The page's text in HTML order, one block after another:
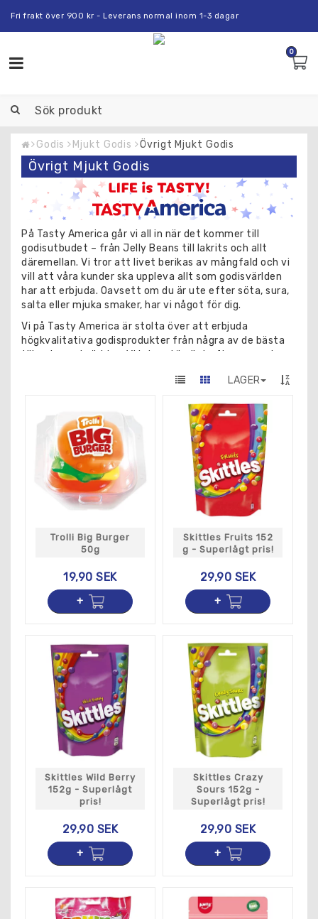
Fri frakt över 900 kr - Leverans normal inom 1-3 dagar
0
Toggle
navigation
Godis Mjukt Godis Övrigt Mjukt Godis
Övrigt Mjukt Godis
På Tasty America går vi all in när det kommer till
godisutbudet – från Jelly Beans till lakrits och allt
däremellan. Vi tror att livet berikas av mångfald och vi
vill att våra kunder ska uppleva allt som godisvärlden
har att erbjuda. Oavsett om du är ute efter söta, sura,
salta eller mjuka smaker, har vi något för dig.
Vi på Tasty America är stolta över att erbjuda
högkvalitativa godisprodukter från några av de bästa
tillverkarna i världen. Vi letar ständigt efter nya och
säkerställa att våra kunder alltid hittar det de söker.
Besök oss på Tasty America för att uppleva vårt
fantastiska utbud av godis från hela världen. Vi tror att
alla förtjänar en godbit ibland, så varför inte unna dig
det bästa av det bästa? Vi ser fram emot att
välkomna dig till vår butik och ge dig en smakupplevelse
som du sent kommer att glömma.
LAGER
Trolli Big Burger
50g
19,90 SEK
Skittles Fruits 152
g - Superlågt pris!
29,90 SEK
Skittles Wild Berry
152g - Superlågt
pris!
29,90 SEK
Skittles Crazy
Sours 152g -
Superlågt pris!
29,90 SEK